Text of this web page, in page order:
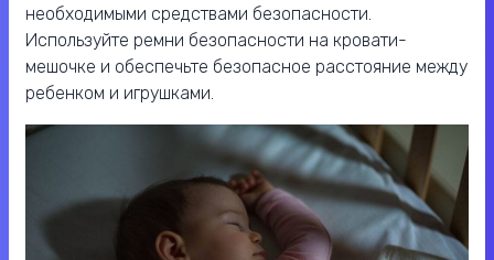
необходимыми средствами безопасности.
Используйте ремни безопасности на кровати-
мешочке и обеспечьте безопасное расстояние между
ребенком и игрушками.